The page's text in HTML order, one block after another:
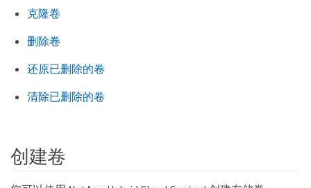
克隆卷
删除卷
还原已删除的卷
清除已删除的卷
创建卷